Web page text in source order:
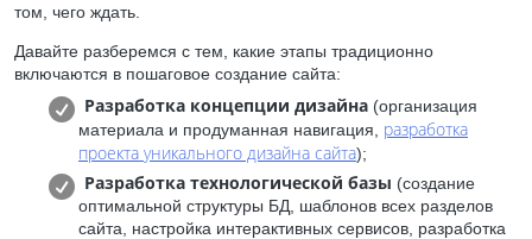
том, чего ждать.
Давайте разберемся с тем, какие этапы традиционно
включаются в пошаговое создание сайта:
Разработка концепции дизайна (организация
материала и продуманная навигация, разработка
проекта уникального дизайна сайта);
Разработка технологической базы (создание
оптимальной структуры БД, шаблонов всех разделов
сайта, настройка интерактивных сервисов, разработка